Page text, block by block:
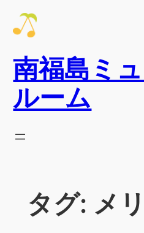
容
ス
プ
南福島ミ
ルーム
タグ: メ